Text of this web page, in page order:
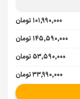
۱۰۱٬۹۹۰٬۰۰۰ تومان
۱۴۵٬۵۹۰٬۰۰۰ تومان
۵۳٬۵۹۰٬۰۰۰ تومان
۳۳٬۹۹۰٬۰۰۰ تومان